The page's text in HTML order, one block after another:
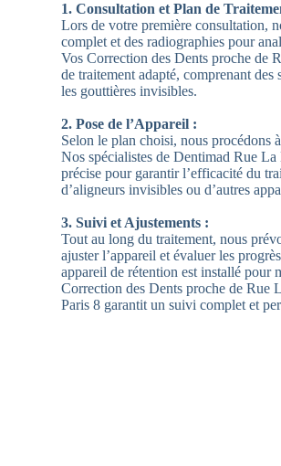
1. Consultation et Plan de
Lors de votre première consultation,
complet et des radiographies pour
Vos Correction des Dents proche de
de traitement adapté, comprenant
les gouttières invisibles.
2. Pose de l’Appareil :
Selon le plan choisi, nous procédons
Nos spécialistes de Dentimad Rue
précise pour garantir l’efficacité du
d’aligneurs invisibles ou d’autres
3. Suivi et Ajustements :
Tout au long du traitement, nous
ajuster l’appareil et évaluer les
appareil de rétention est installé pour
Correction des Dents proche de Rue
Paris 8 garantit un suivi complet et